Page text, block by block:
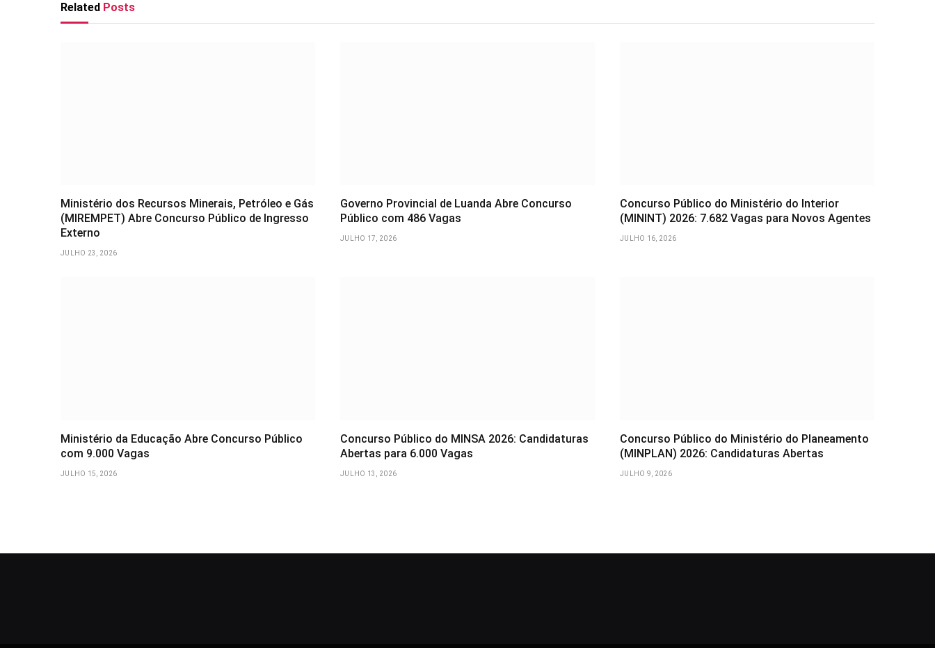
Related Posts
Ministério dos Recursos Minerais, Petróleo e Gás
(MIREMPET) Abre Concurso Público de Ingresso
Externo
JULHO 23, 2026
Governo Provincial de Luanda Abre Concurso
Público com 486 Vagas
JULHO 17, 2026
Concurso Público do Ministério do Interior
(MININT) 2026: 7.682 Vagas para Novos Agentes
JULHO 16, 2026
Ministério da Educação Abre Concurso Público
com 9.000 Vagas
JULHO 15, 2026
Concurso Público do MINSA 2026: Candidaturas
Abertas para 6.000 Vagas
JULHO 13, 2026
Concurso Público do Ministério do Planeamento
(MINPLAN) 2026: Candidaturas Abertas
JULHO 9, 2026